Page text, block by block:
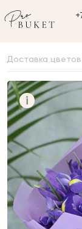
Доставка цветов
i
Букет